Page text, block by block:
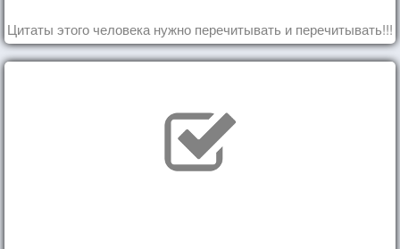
Цитаты этого человека нужно перечитывать и перечитывать!!!